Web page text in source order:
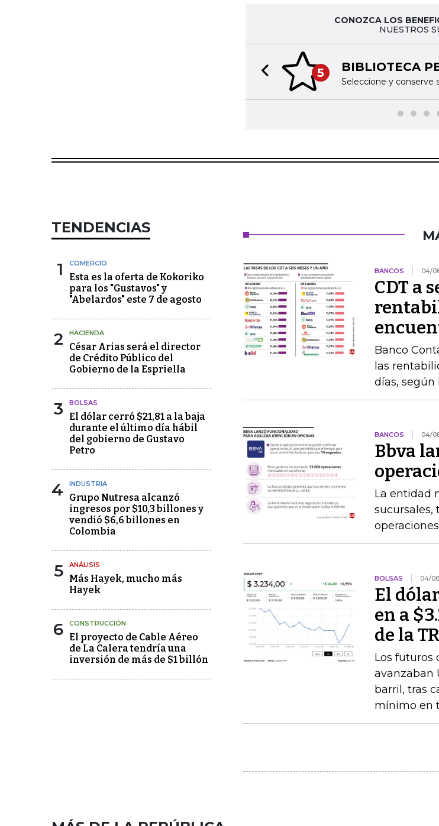
CONOZCA LOS
NUESTROS
5 BIBLIOTECA
Seleccione y conserve
Previous slide
TENDENCIAS
1 COMERCIO
Esta es la oferta de Kokoriko
para los "Gustavos" y
"Abelardos" este 7 de agosto
2 HACIENDA
César Arias será el director
de Crédito Público del
Gobierno de la Espriella
3 BOLSAS
El dólar cerró $21,81 a la baja
durante el último día hábil
del gobierno de Gustavo
Petro
4 INDUSTRIA
Grupo Nutresa alcanzó
ingresos por $10,3 billones y
vendió $6,6 billones en
Colombia
5 ANÁLISIS
Más Hayek, mucho más
Hayek
6 CONSTRUCCIÓN
El proyecto de Cable Aéreo
de La Calera tendría una
inversión de más de $1 billón
BANCOS 04/
CDT a
Banco
las
días, según
BANCOS 04/
Bbva
La entidad
sucursales,
operaciones
BOLSAS 04/
El
en a
de la
Los futuros
avanzaban
barril, tras
mínimo en